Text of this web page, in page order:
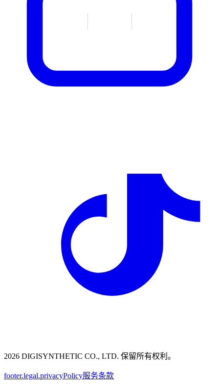
2026 DIGISYNTHETIC CO., LTD. 保留所有权利。
footer.legal.privacyPolicy服务条款